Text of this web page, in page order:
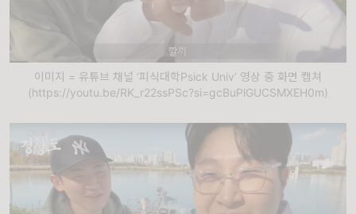
이미지 = 유튜브 채널 ‘피식대학Psick Univ’ 영상 중 화면 캡쳐
(https://youtu.be/RK_r22ssPSc?si=gcBuPlGUCSMXEH0m)